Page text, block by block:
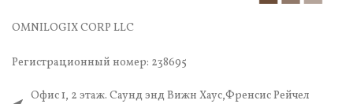
OMNILOGIX CORP LLC
Регистрационный номер: 238695
Офис 1, 2 этаж. Саунд энд Вижн Хаус,Френсис Рейчел